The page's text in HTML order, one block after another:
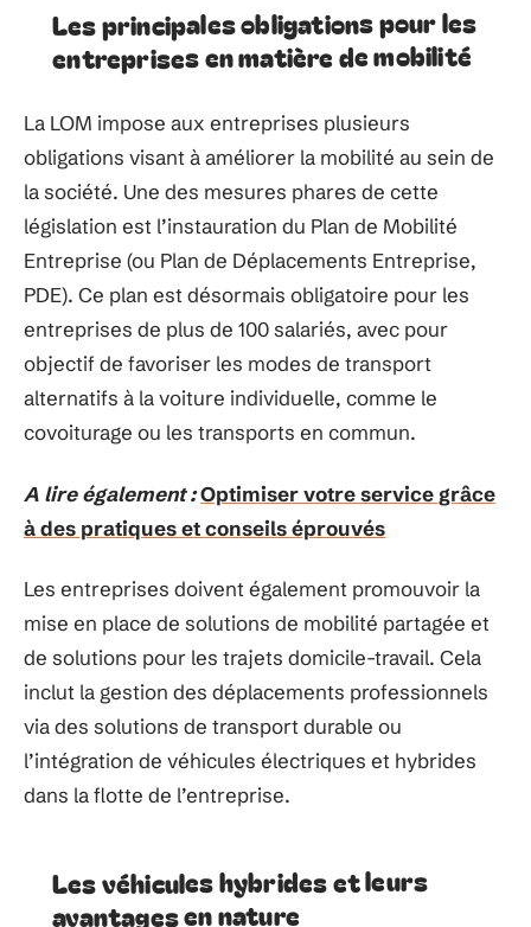
Les principales obligations pour les
entreprises en matière de mobilité
La LOM impose aux entreprises plusieurs
obligations visant à améliorer la mobilité au sein de
la société. Une des mesures phares de cette
législation est l’instauration du Plan de Mobilité
Entreprise (ou Plan de Déplacements Entreprise,
PDE). Ce plan est désormais obligatoire pour les
entreprises de plus de 100 salariés, avec pour
objectif de favoriser les modes de transport
alternatifs à la voiture individuelle, comme le
covoiturage ou les transports en commun.
A lire également :Optimiser votre service grâce
à des pratiques et conseils éprouvés
Les entreprises doivent également promouvoir la
mise en place de solutions de mobilité partagée et
de solutions pour les trajets domicile-travail. Cela
inclut la gestion des déplacements professionnels
via des solutions de transport durable ou
l’intégration de véhicules électriques et hybrides
dans la flotte de l’entreprise.
Les véhicules hybrides et leurs
avantages en nature